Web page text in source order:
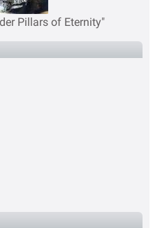
Pillars of Eternity"